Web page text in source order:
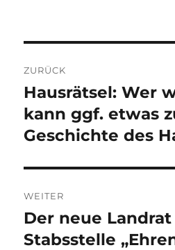
ZURÜCK
Vorheriger
Beitrag:
Hausrätsel: Wer
kann ggf. etwas
Geschichte des
WEITER
Nächster
Beitrag:
Der neue
Stabsstelle